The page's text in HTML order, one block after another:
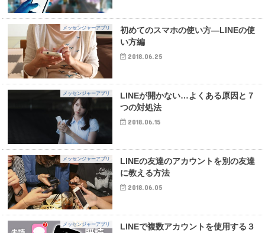
メッセンジャーアプリ
初めてのスマホの使い方―LINEの使
い方編
2018.06.25
メッセンジャーアプリ
LINEが開かない…よくある原因と７
つの対処法
2018.06.15
メッセンジャーアプリ
LINEの友達のアカウントを別の友達
に教える方法
2018.06.05
メッセンジャーアプリ
LINEで複数アカウントを使用する３